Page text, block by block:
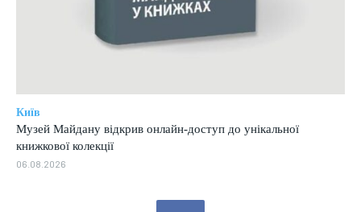
Київ
Музей Майдану відкрив онлайн-доступ до унікальної
книжкової колекції
06.08.2026